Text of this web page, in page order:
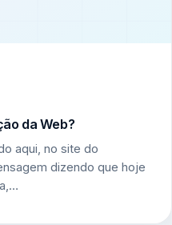
da Web?
aqui, no site do
dizendo que hoje